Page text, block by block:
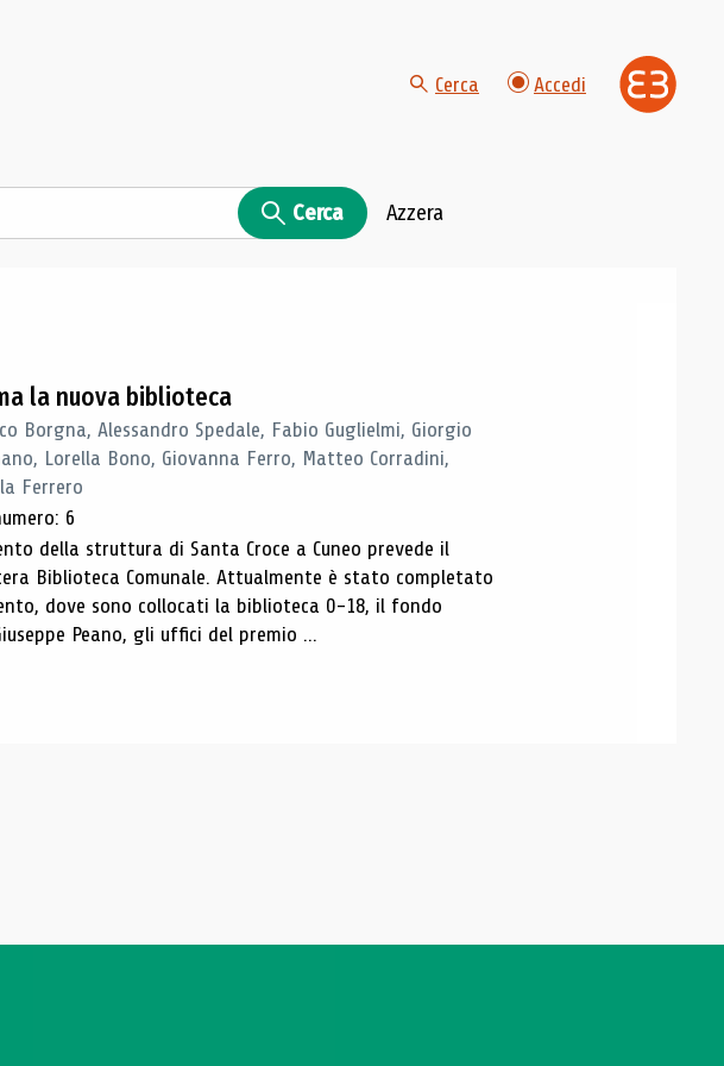
Cerca Accedi
Cerca Azzera
la nuova biblioteca
Borgna, Alessandro Spedale, Fabio Guglielmi, Giorgio
Lorella Bono, Giovanna Ferro, Matteo Corradini,
Ferrero
6
della struttura di Santa Croce a Cuneo prevede il
Biblioteca Comunale. Attualmente è stato completato
dove sono collocati la biblioteca 0-18, il fondo
Peano, gli uffici del premio ...